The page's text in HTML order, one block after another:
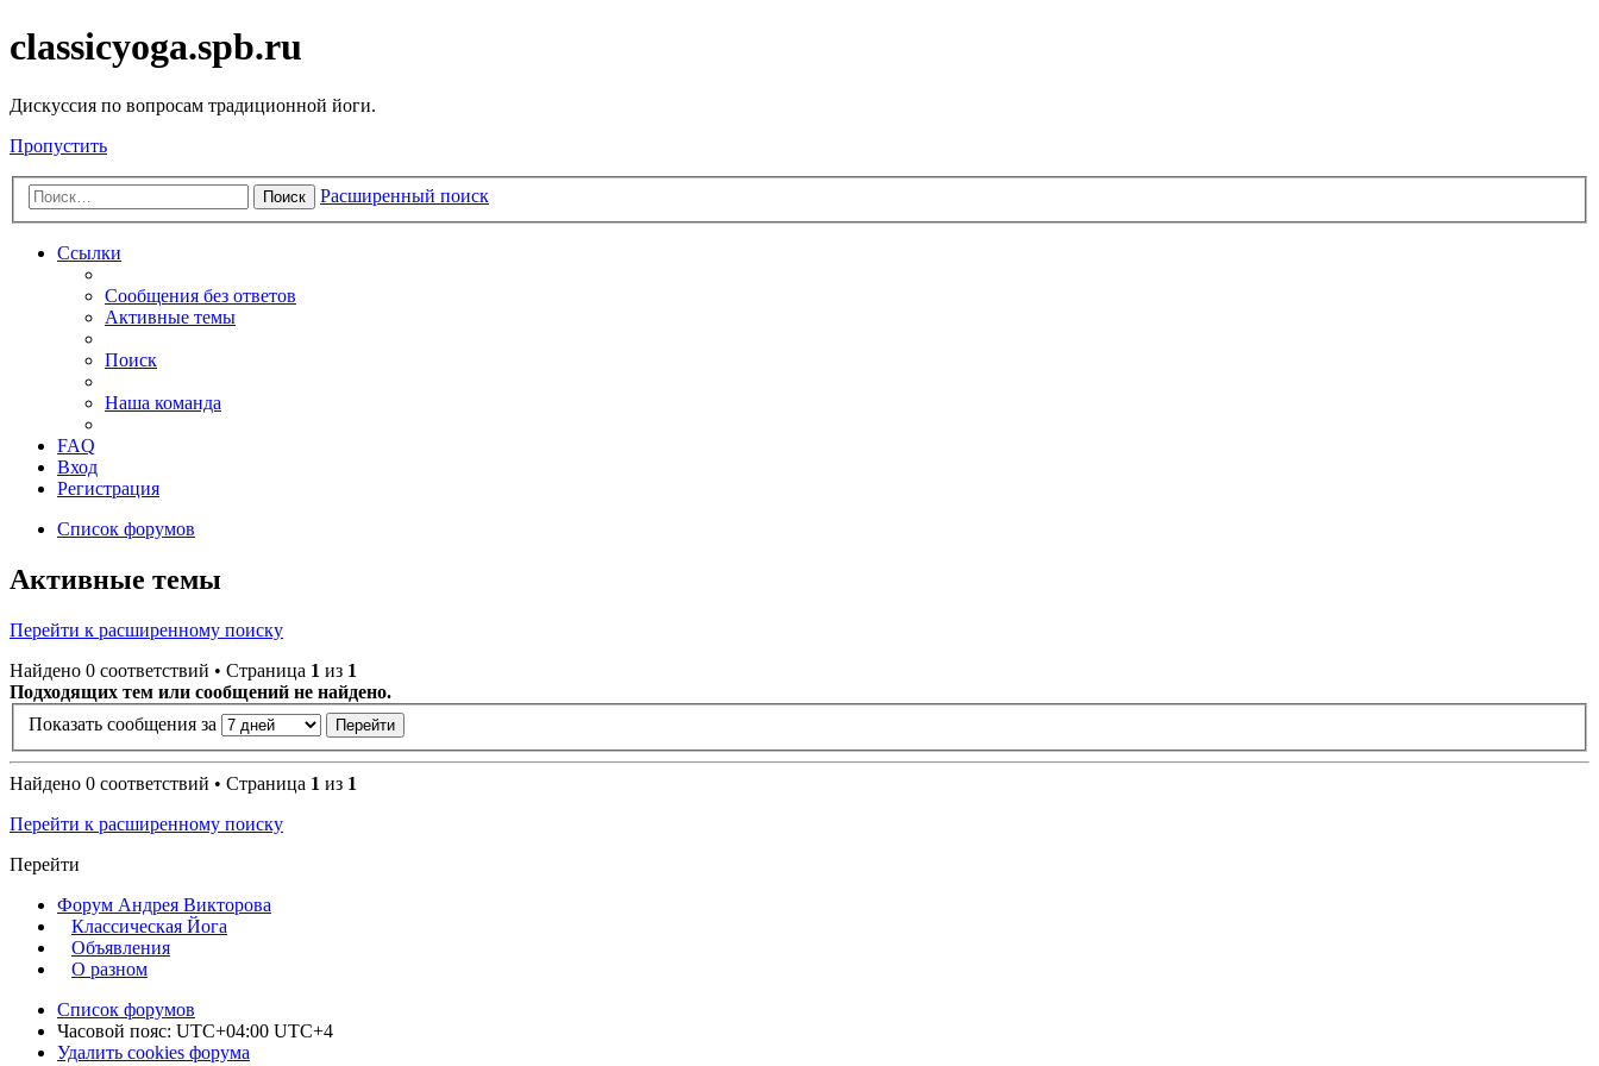
classicyoga.spb.ru
Дискуссия по вопросам традиционной йоги.
Пропустить
Поиск Расширенный поиск
Ссылки
Сообщения без ответов
Активные темы
Поиск
Наша команда
FAQ
Вход
Регистрация
Список форумов
Активные темы
Перейти к расширенному поиску
Найдено 0 соответствий • Страница 1 из 1
Подходящих тем или сообщений не найдено.
Показать сообщения за
Найдено 0 соответствий • Страница 1 из 1
Перейти к расширенному поиску
Перейти
Форум Андрея Викторова
Классическая Йога
Объявления
О разном
Список форумов
Часовой пояс: UTC+04:00 UTC+4
Удалить cookies форума